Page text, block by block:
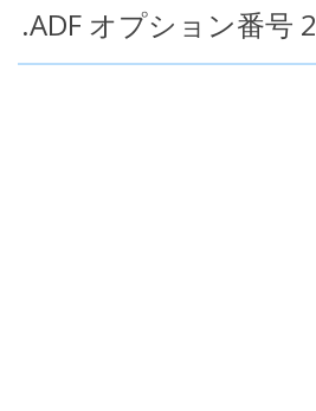
.ADF オプション番号 2